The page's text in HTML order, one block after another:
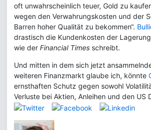
oft unwahrscheinlich teuer, Gold zu
wegen den Verwahrungskosten und der
Barren hoher Qualität zu bekommen“.
drastisch die Kundenkosten der Lagerung
wie der Financial Times schreibt.
Und mitten in dem sich jetzt
weiteren Finanzmarkt glaube ich, könnte
ernsthaften Schutz gegen sowohl
Verluste bei Aktien, Anleihen und den US